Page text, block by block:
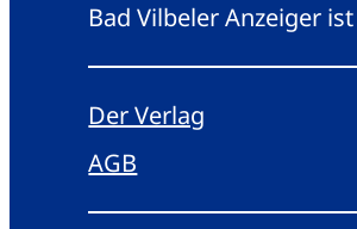
Bad Vilbeler Anzeiger
Der Verlag
AGB